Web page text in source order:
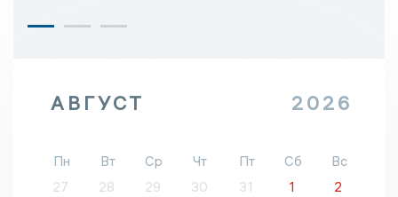
АВГУСТ 2026
Пн Вт Ср Чт Пт Сб
Вс
27
28 29 30 31 1
2